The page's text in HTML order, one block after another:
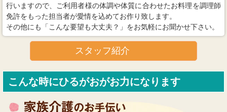
行いますので、ご利用者様の体調や体質に合わせたお料理を調理師
免許をもった担当者が愛情を込めてお作り致します。
その他にも「こんな要望も大丈夫？」をお気軽にお聞かせ下さい。
スタッフ紹介
こんな時にひるがおがお力になります